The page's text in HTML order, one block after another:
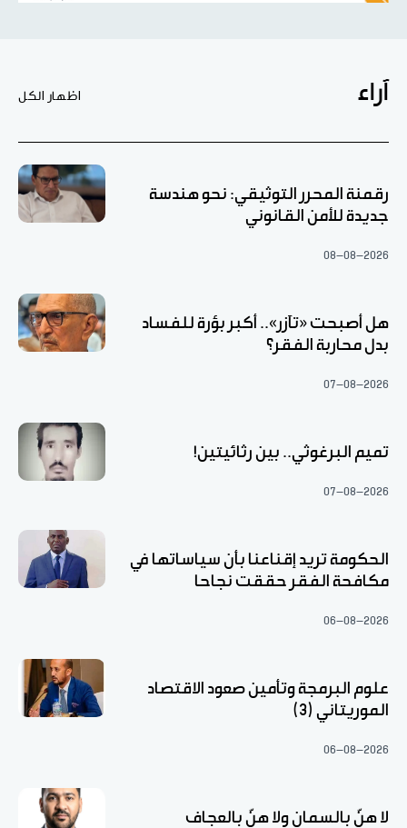
آراء اظهار الكل
رقمنة المحرر التوثيقي: نحو هندسة
جديدة للأمن القانوني
08-08-2026
هل أصبحت «تآزر».. أكبر بؤرة للفساد
بدل محاربة الفقر؟
07-08-2026
تميم البرغوثي.. بين رثائيتين!
07-08-2026
الحكومة تريد إقناعنا بأن سياساتها في
مكافحة الفقر حققت نجاحا
06-08-2026
علوم البرمجة وتأمين صعود الاقتصاد
الموريتاني (3)
06-08-2026
لا هنّ بالسمان ولا هنّ بالعجاف